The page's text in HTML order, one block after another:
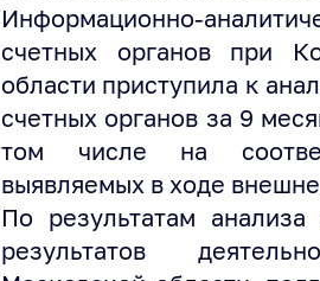
Информационно-
счетных органов при
области приступила к
счетных органов за 9
том числе на
выявляемых в ходе
По результатам
результатов